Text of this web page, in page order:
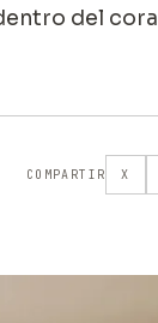
del
COMPARTIR X